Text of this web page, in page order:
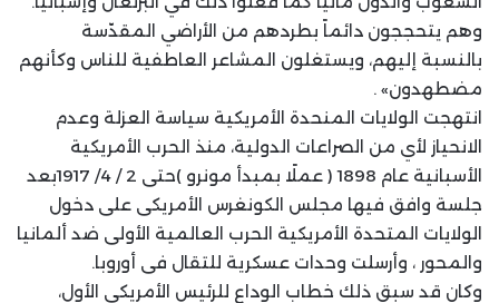
وهم يتحججون دائماً بطردهم من الأراضي المقدّسة
بالنسبة إليهم، ويستغلون المشاعر العاطفية للناس وكأنهم
مضطهدون» .
انتهجت الولايات المنحدة الأمريكية سياسة العزلة وعدم
الانحياز لأي من الصراعات الدولية، منذ الحرب الأمريكية
الأسبانية عام 1898 ( عملًا بمبدأ مونرو )حتى 2 / 4/ 1917بعد
جلسة وافق فيها مجلس الكونغرس الأمريكى على دخول
الولايات المتحدة الأمريكية الحرب العالمية الأولى ضد ألمانيا
والمحور ، وأرسلت وحدات عسكرية للتقال فى أوروبا.
وكان قد سبق ذلك خطاب الوداع للرئيس الأمريكي الأول،